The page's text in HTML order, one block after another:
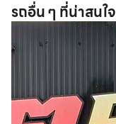
รถอื่น ๆ ที่น่าสนใจ